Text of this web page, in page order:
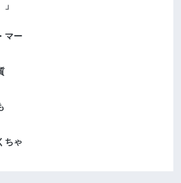
マー
ちゃ